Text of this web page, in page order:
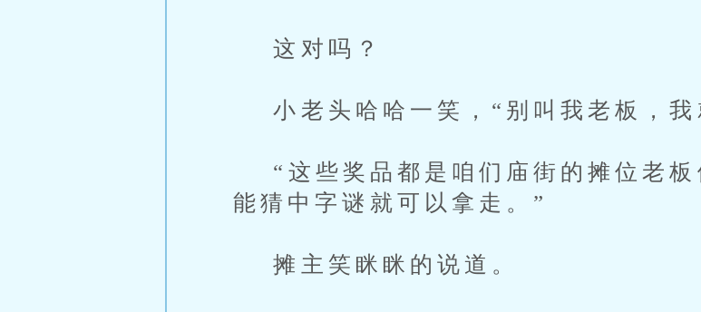
这对吗？
小老头哈哈一笑，“别叫我老板，我
“这些奖品都是咱们庙街的摊位老板
能猜中字谜就可以拿走。”
摊主笑眯眯的说道。